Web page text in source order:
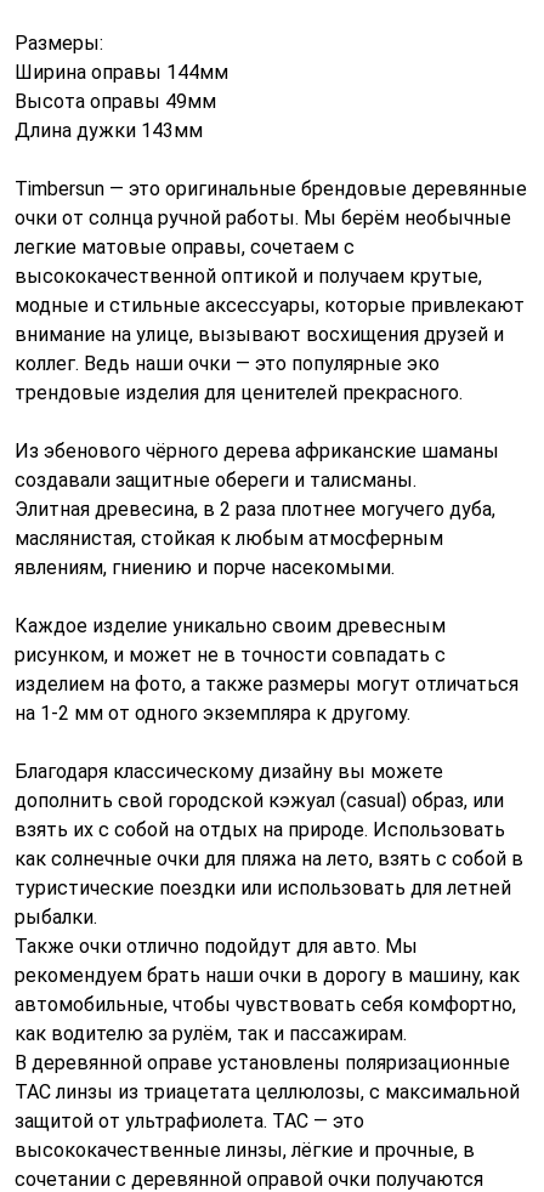
Размеры:
Ширина оправы 144мм
Высота оправы 49мм
Длина дужки 143мм
Timbersun — это оригинальные брендовые деревянные
очки от солнца ручной работы. Мы берём необычные
легкие матовые оправы, сочетаем с
высококачественной оптикой и получаем крутые,
модные и стильные аксессуары, которые привлекают
внимание на улице, вызывают восхищения друзей и
коллег. Ведь наши очки — это популярные эко
трендовые изделия для ценителей прекрасного.
Из эбенового чёрного дерева африканские шаманы
создавали защитные обереги и талисманы.
Элитная древесина, в 2 раза плотнее могучего дуба,
маслянистая, стойкая к любым атмосферным
явлениям, гниению и порче насекомыми.
Каждое изделие уникально своим древесным
рисунком, и может не в точности совпадать с
изделием на фото, а также размеры могут отличаться
на 1-2 мм от одного экземпляра к другому.
Благодаря классическому дизайну вы можете
дополнить свой городской кэжуал (casual) образ, или
взять их с собой на отдых на природе. Использовать
как солнечные очки для пляжа на лето, взять с собой в
туристические поездки или использовать для летней
рыбалки.
Также очки отлично подойдут для авто. Мы
рекомендуем брать наши очки в дорогу в машину, как
автомобильные, чтобы чувствовать себя комфортно,
как водителю за рулём, так и пассажирам.
В деревянной оправе установлены поляризационные
TAC линзы из триацетата целлюлозы, с максимальной
защитой от ультрафиолета. TAC — это
высококачественные линзы, лёгкие и прочные, в
сочетании с деревянной оправой очки получаются